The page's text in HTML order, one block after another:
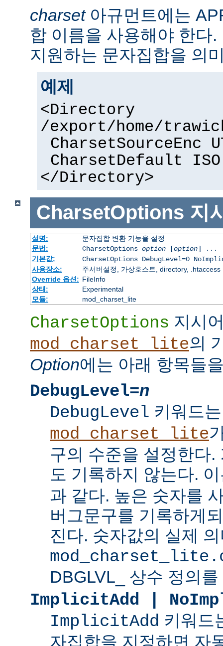
charset아규먼트에는
합 이름을 사용해야 한다
지원하는 문자집합을 의
예제
<Directory
/export/home/
CharsetSourceEnc
CharsetDefault
</Directory>
CharsetOptions 지
설명:
문자집합 변환 기능을 설정
문법:
CharsetOptions option[option] ...
기본값:
CharsetOptions DebugLevel=0
사용장소:
주서버설정, 가상호스트, directory, .htaccess
Override 옵션: FileInfo
상태:
Experimental
모듈:
mod_charset_lite
CharsetOptions 지시
mod_charset_lite의
Option에는 아래 항목들
DebugLevel=n
DebugLevel 키워드는
mod_charset_lite
구의 수준을 설정한다.
도 기록하지 않는다.
과 같다. 높은 숫자를
버그문구를 기록하게
진다. 숫자값의 실제
DBGLVL_ 상수 정의
ImplicitAdd |
ImplicitAdd 키워드
자집합을 지정하면 자